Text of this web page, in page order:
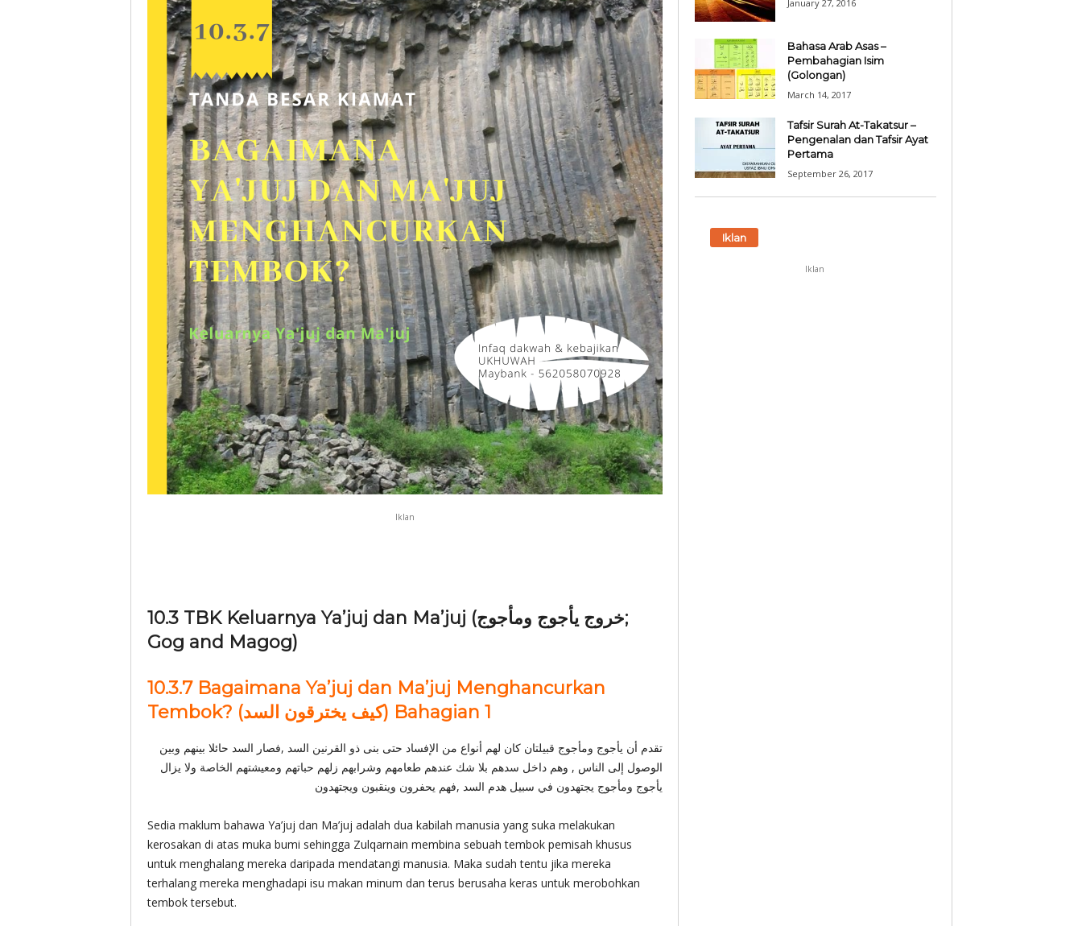
Iklan
10.3 TBK Keluarnya Ya’juj dan Ma’juj (خروج يأجوج ومأجوج;
Gog and Magog)
10.3.7 Bagaimana Ya’juj dan Ma’juj Menghancurkan
Tembok? (كيف يخترقون السد) Bahagian 1
تقدم أن يأجوج ومأجوج قبيلتان كان لهم أنواع من الإفساد حتى بنى ذو القرنين السد ,فصار السد حائلا بينهم وبين
الوصول إلى الناس , وهم داخل سدهم بلا شك عندهم طعامهم وشرابهم زلهم حباتهم ومعيشتهم الخاصة ولا يزال
يأجوج ومأجوج يجتهدون في سبيل هدم السد ,فهم يحفرون وينقبون ويجتهدون
Sedia maklum bahawa Ya’juj dan Ma’juj adalah dua kabilah manusia yang suka melakukan
kerosakan di atas muka bumi sehingga Zulqarnain membina sebuah tembok pemisah khusus
untuk menghalang mereka daripada mendatangi manusia. Maka sudah tentu jika mereka
terhalang mereka menghadapi isu makan minum dan terus berusaha keras untuk merobohkan
tembok tersebut.
January 27, 2016
Bahasa Arab Asas –
Pembahagian Isim
(Golongan)
March 14, 2017
Tafsir Surah At-Takatsur –
Pengenalan dan Tafsir Ayat
Pertama
September 26, 2017
Iklan
Iklan